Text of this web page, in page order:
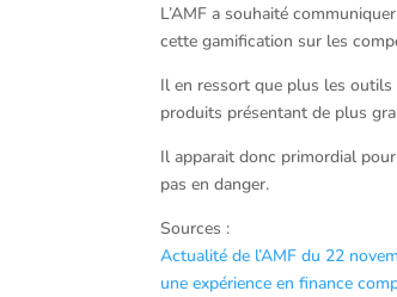
L’AMF a souhaité
cette gamification sur les
Il en ressort que plus les outils
produits présentant de plus
Il apparait donc primordial
pas en danger.
Sources :
Actualité de l’AMF du 22
une expérience en finance